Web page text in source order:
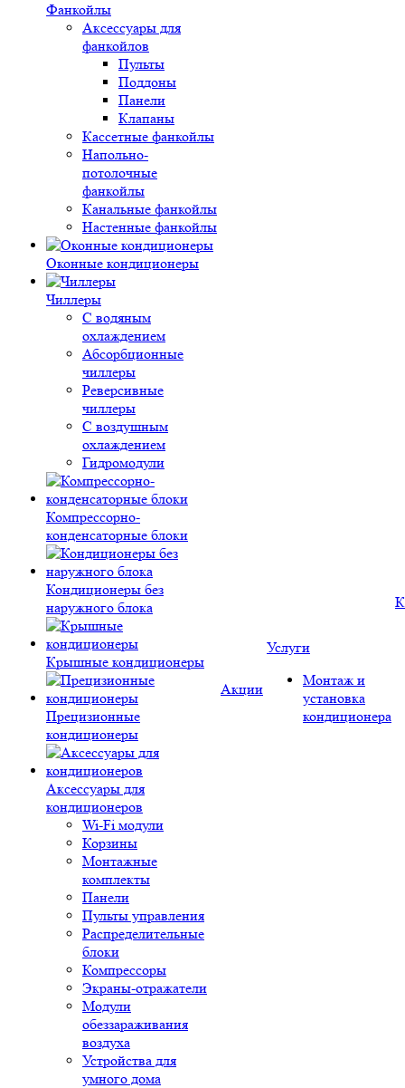
Фанкойлы
Аксессуары для
фанкойлов
Пульты
Поддоны
Панели
Клапаны
Кассетные фанкойлы
Напольно-
потолочные
фанкойлы
Канальные фанкойлы
Настенные фанкойлы
Оконные кондиционеры
Чиллеры
С водяным
охлаждением
Абсорбционные
чиллеры
Реверсивные
чиллеры
С воздушным
охлаждением
Гидромодули
Компрессорно-
конденсаторные блоки
Кондиционеры без
наружного блока
Крышные кондиционеры
Прецизионные
кондиционеры
Аксессуары для
кондиционеров
Wi-Fi модули
Корзины
Монтажные
комплекты
Панели
Пульты управления
Распределительные
блоки
Компрессоры
Экраны-отражатели
Модули
обеззараживания
воздуха
Устройства для
умного дома
Акции
Услуги
Монтаж и
установка
кондиционера